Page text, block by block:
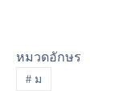
หมวดอักษร
#ม